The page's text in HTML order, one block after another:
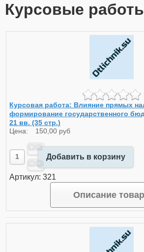
Курсовые
Курсовая работа: Влияние прямых
формирование государственного
21 вв. (35 стр.)
Цена: 150,00 руб
Добавить в корзину
Артикул: 321
Описание